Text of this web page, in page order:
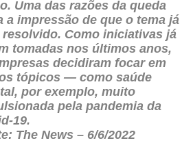
Uma das razões da queda
a impressão de que o tema já
resolvido. Como iniciativas já
tomadas nos últimos anos,
decidiram focar em
tópicos — como saúde
por exemplo, muito
pela pandemia da
19.
The News – 6/6/2022